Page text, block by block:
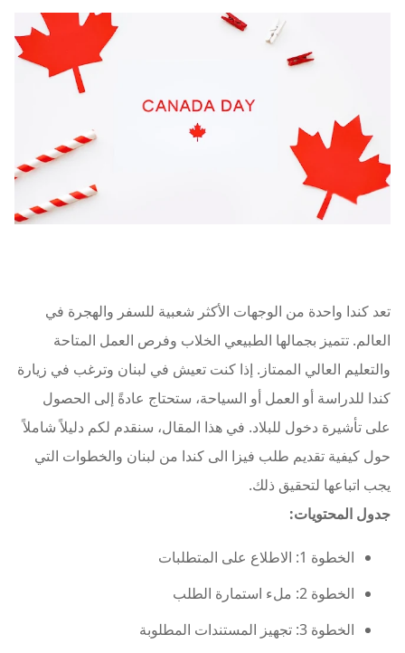
تعد كندا واحدة من الوجهات الأكثر شعبية للسفر والهجرة في
العالم. تتميز بجمالها الطبيعي الخلاب وفرص العمل المتاحة
والتعليم العالي الممتاز. إذا كنت تعيش في لبنان وترغب في زيارة
كندا للدراسة أو العمل أو السياحة، ستحتاج عادةً إلى الحصول
على تأشيرة دخول للبلاد. في هذا المقال، سنقدم لكم دليلاً شاملاً
حول كيفية تقديم طلب فيزا الى كندا من لبنان والخطوات التي
يجب اتباعها لتحقيق ذلك.
جدول المحتويات:
الخطوة 1: الاطلاع على المتطلبات
الخطوة 2: ملء استمارة الطلب
الخطوة 3: تجهيز المستندات المطلوبة